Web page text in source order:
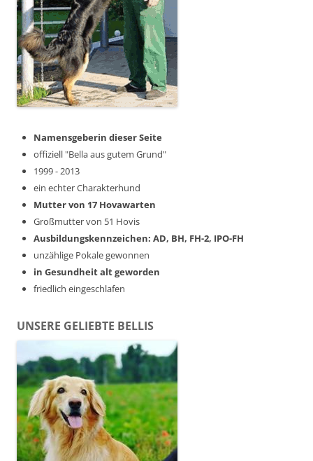
Namensgeberin dieser Seite
offiziell "Bella aus gutem Grund"
1999 - 2013
ein echter Charakterhund
Mutter von 17 Hovawarten
Großmutter von 51 Hovis
Ausbildungskennzeichen: AD, BH, FH-2, IPO-FH
unzählige Pokale gewonnen
in Gesundheit alt geworden
friedlich eingeschlafen
UNSERE GELIEBTE BELLIS